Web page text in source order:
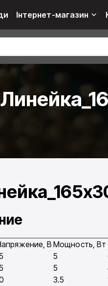
Інтернет-магазин
ВМощность, Вт
5
5
3.5